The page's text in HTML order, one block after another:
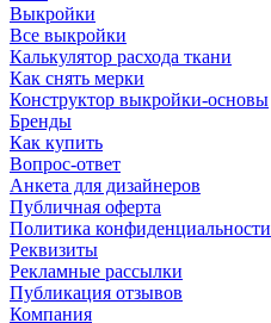
Выкройки
Все выкройки
Калькулятор расхода ткани
Как снять мерки
Конструктор выкройки-основы
Бренды
Как купить
Вопрос-ответ
Анкета для дизайнеров
Публичная оферта
Политика конфиденциальности
Реквизиты
Рекламные рассылки
Публикация отзывов
Компания